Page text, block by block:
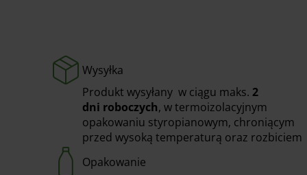
Wysyłka
Produkt wysyłany w ciągu maks. 2
dni roboczych, w termoizolacyjnym
opakowaniu styropianowym, chroniącym
przed wysoką temperaturą oraz rozbiciem
Opakowanie